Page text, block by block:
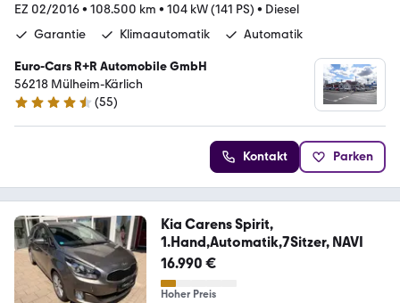
EZ 02/2016• 108.500 km • 104 kW (141 PS) • Diesel
Garantie
Klimaautomatik Automatik
Euro-Cars R+R Automobile GmbH
56218 Mülheim-Kärlich
4.7 Sterne
(55)
Kontakt Parken
Kia Carens Spirit,
1.Hand,Automatik,7Sitzer, NAVI
16.990 €
Hoher Preis